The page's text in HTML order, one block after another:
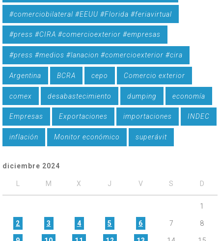
#comerciobilateral #EEUU #Florida #feriavirtual
#press #CIRA #comercioexterior #empresas
#press #medios #lanacion #comercioexterior #cira
Argentina BCRA cepo Comercio exterior
comex desabastecimiento dumping economía
Empresas Exportaciones importaciones INDEC
inflación Monitor económico superávit
diciembre 2024
M X J V S D
1
2 3 4 5 6 7 8